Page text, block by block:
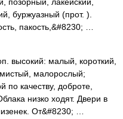
буржуазный (прот. ).
пакость,&#8230; …
высокий: малый, короткий,
малорослый;
качеству, доброте,
низко ходят. Двери в
От&#8230; …